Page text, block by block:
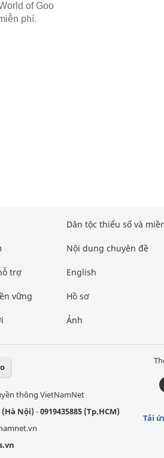
of Goo
phí.
trợ
vững
Dân tộc thiểu số và
Nội dung chuyên đề
English
Hồ sơ
Ảnh
thông VietNamNet
(Hà Nội)-0919435885 (Tp.HCM)
Tải